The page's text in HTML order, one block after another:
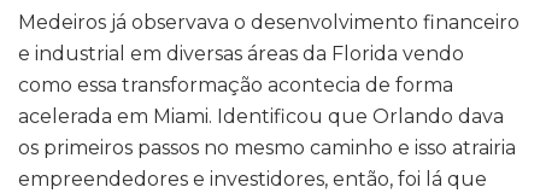
Medeiros já observava o desenvolvimento financeiro
e industrial em diversas áreas da Florida vendo
como essa transformação acontecia de forma
acelerada em Miami. Identificou que Orlando dava
os primeiros passos no mesmo caminho e isso atrairia
empreendedores e investidores, então, foi lá que